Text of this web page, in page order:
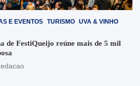
E EVENTOS TURISMO UVA & VINHO
de FestiQueijo reúne mais de 5 mil